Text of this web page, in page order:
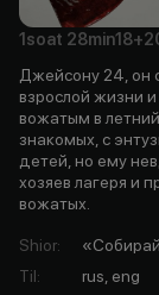
1soat 28min18+
Джейсону 24, он
взрослой жизни
вожатым в
знакомых, с
детей, но ему
хозяев лагеря и
вожатых.
Shior:
Til:
rus, eng